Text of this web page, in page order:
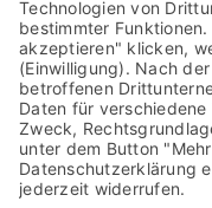
Impressum
2024 ZahnRat – Die